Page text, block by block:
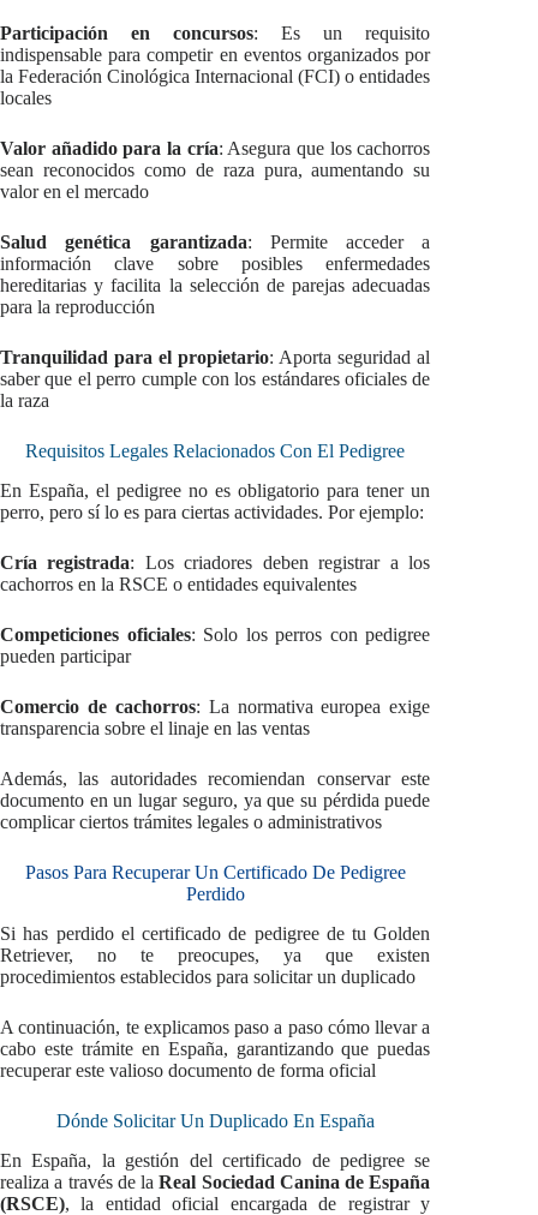
Participación en concursos: Es un requisito
indispensable para competir en eventos organizados por
la Federación Cinológica Internacional (FCI) o entidades
locales
Valor añadido para la cría: Asegura que los cachorros
sean reconocidos como de raza pura, aumentando su
valor en el mercado
Salud genética garantizada: Permite acceder a
información clave sobre posibles enfermedades
hereditarias y facilita la selección de parejas adecuadas
para la reproducción
Tranquilidad para el propietario: Aporta seguridad al
saber que el perro cumple con los estándares oficiales de
la raza
Requisitos Legales Relacionados Con El Pedigree
En España, el pedigree no es obligatorio para tener un
perro, pero sí lo es para ciertas actividades. Por ejemplo:
Cría registrada: Los criadores deben registrar a los
cachorros en la RSCE o entidades equivalentes
Competiciones oficiales: Solo los perros con pedigree
pueden participar
Comercio de cachorros: La normativa europea exige
transparencia sobre el linaje en las ventas
Además, las autoridades recomiendan conservar este
documento en un lugar seguro, ya que su pérdida puede
complicar ciertos trámites legales o administrativos
Pasos Para Recuperar Un Certificado De Pedigree
Perdido
Si has perdido el certificado de pedigree de tu Golden
Retriever, no te preocupes, ya que existen
procedimientos establecidos para solicitar un duplicado
A continuación, te explicamos paso a paso cómo llevar a
cabo este trámite en España, garantizando que puedas
recuperar este valioso documento de forma oficial
Dónde Solicitar Un Duplicado En España
En España, la gestión del certificado de pedigree se
realiza a través de laReal Sociedad Canina de España
(RSCE), la entidad oficial encargada de registrar y